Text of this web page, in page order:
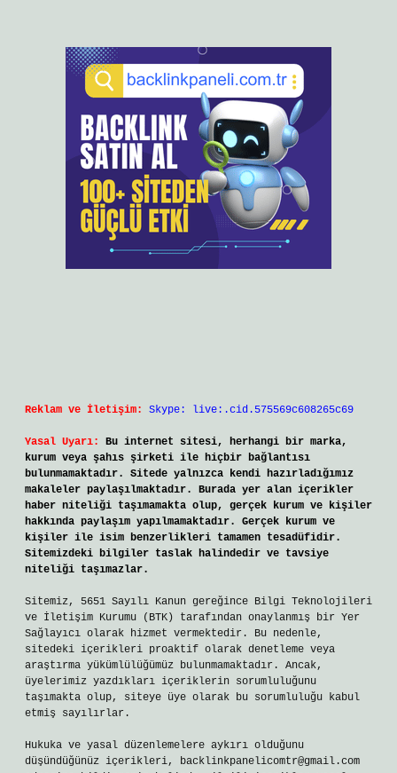
Reklam ve İletişim: Skype: live:.cid.575569c608265c69
Yasal Uyarı:
Bu internet sitesi, herhangi bir marka,
kurum veya şahıs şirketi ile hiçbir bağlantısı
bulunmamaktadır. Sitede yalnızca kendi hazırladığımız
makaleler paylaşılmaktadır. Burada yer alan içerikler
haber niteliği taşımamakta olup, gerçek kurum ve kişiler
hakkında paylaşım yapılmamaktadır. Gerçek kurum ve
kişiler ile isim benzerlikleri tamamen tesadüfidir.
Sitemizdeki bilgiler taslak halindedir ve tavsiye
niteliği taşımazlar.
Sitemiz, 5651 Sayılı Kanun gereğince Bilgi Teknolojileri
ve İletişim Kurumu (BTK) tarafından onaylanmış bir Yer
Sağlayıcı olarak hizmet vermektedir. Bu nedenle,
sitedeki içerikleri proaktif olarak denetleme veya
araştırma yükümlülüğümüz bulunmamaktadır. Ancak,
üyelerimiz yazdıkları içeriklerin sorumluluğunu
taşımakta olup, siteye üye olarak bu sorumluluğu kabul
etmiş sayılırlar.
Hukuka ve yasal düzenlemelere aykırı olduğunu
düşündüğünüz içerikleri, backlinkpanelicomtr@gmail.com